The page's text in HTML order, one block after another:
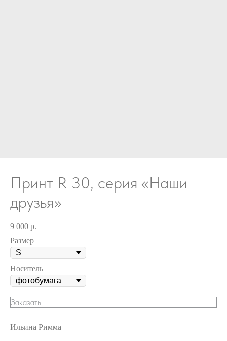
Принт R 30, серия «Наши
друзья»
9 000 р.
Размер
Носитель
Заказать
Ильина Римма